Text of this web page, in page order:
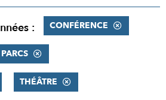
: CONFÉRENCE
PARCS
THÉÂTRE